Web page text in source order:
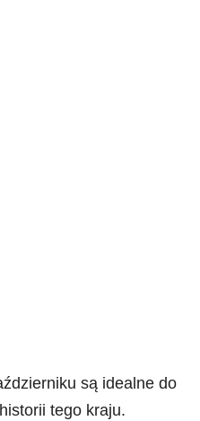
są idealne do
tego kraju.